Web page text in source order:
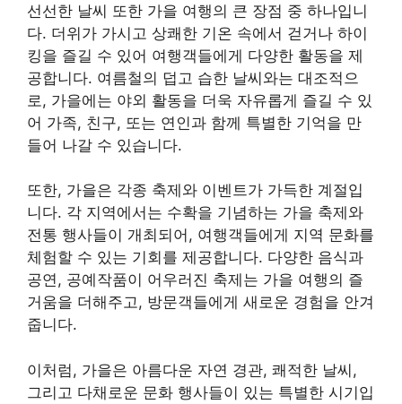
선선한 날씨 또한 가을 여행의 큰 장점 중 하나입니
다. 더위가 가시고 상쾌한 기온 속에서 걷거나 하이
킹을 즐길 수 있어 여행객들에게 다양한 활동을 제
공합니다. 여름철의 덥고 습한 날씨와는 대조적으
로, 가을에는 야외 활동을 더욱 자유롭게 즐길 수 있
어 가족, 친구, 또는 연인과 함께 특별한 기억을 만
들어 나갈 수 있습니다.
또한, 가을은 각종 축제와 이벤트가 가득한 계절입
니다. 각 지역에서는 수확을 기념하는 가을 축제와
전통 행사들이 개최되어, 여행객들에게 지역 문화를
체험할 수 있는 기회를 제공합니다. 다양한 음식과
공연, 공예작품이 어우러진 축제는 가을 여행의 즐
거움을 더해주고, 방문객들에게 새로운 경험을 안겨
줍니다.
이처럼, 가을은 아름다운 자연 경관, 쾌적한 날씨,
그리고 다채로운 문화 행사들이 있는 특별한 시기입